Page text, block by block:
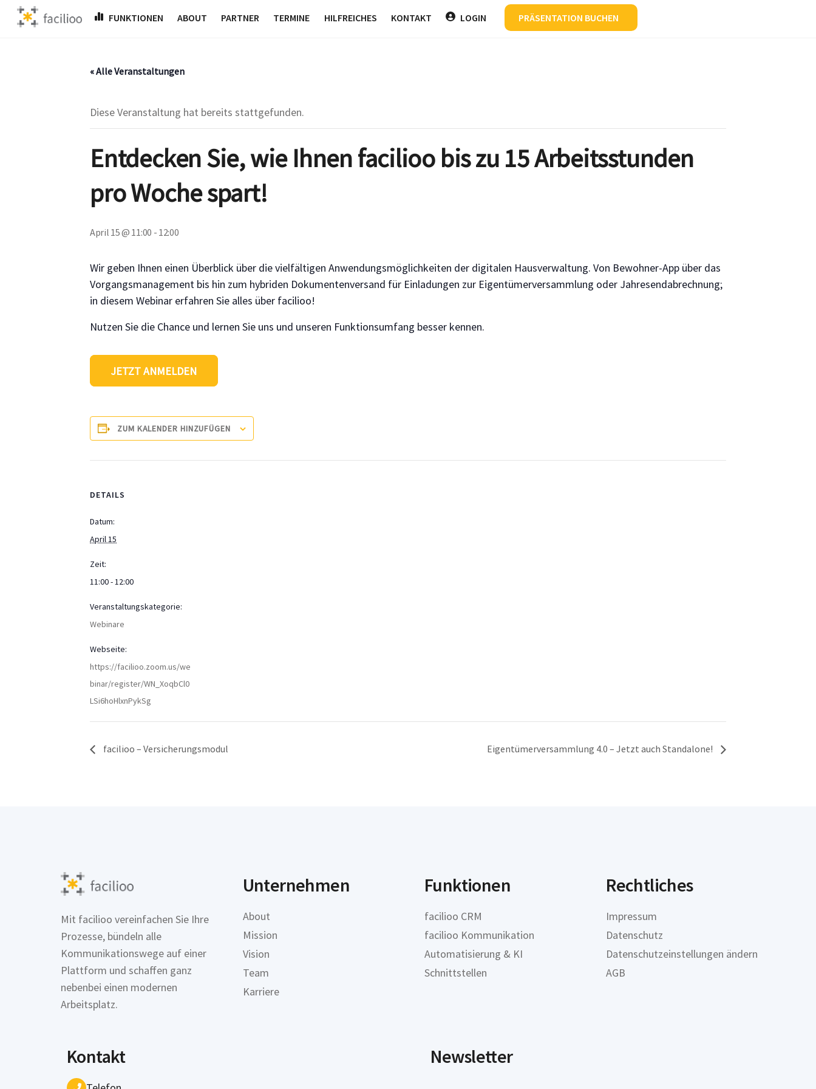
Skip
FUNKTIONEN ABOUT PARTNER TERMINE HILFREICHES KONTAKT LOGIN PRÄSENTATION BUCHEN
« Alle Veranstaltungen
Diese Veranstaltung hat bereits stattgefunden.
Entdecken Sie, wie Ihnen facilioo bis zu 15 Arbeitsstunden
pro Woche spart!
April 15 @ 11:00 - 12:00
Wir geben Ihnen einen Überblick über die vielfältigen Anwendungsmöglichkeiten der digitalen Hausverwaltung. Von Bewohner-App über das
Vorgangsmanagement bis hin zum hybriden Dokumentenversand für Einladungen zur Eigentümerversammlung oder Jahresendabrechnung;
in diesem Webinar erfahren Sie alles über facilioo!
Nutzen Sie die Chance und lernen Sie uns und unseren Funktionsumfang besser kennen.
JETZT ANMELDEN
ZUM KALENDER HINZUFÜGEN
DETAILS
Datum:
April 15
Zeit:
11:00 - 12:00
Veranstaltungskategorie:
Webinare
Webseite:
https://facilioo.zoom.us/we
binar/register/WN_XoqbCl0
LSi6hoHlxnPykSg
facilioo – Versicherungsmodul Eigentümerversammlung 4.0 – Jetzt auch Standalone!
Mit facilioo vereinfachen Sie Ihre
Prozesse, bündeln alle
Kommunikationswege auf einer
Plattform und schaffen ganz
nebenbei einen modernen
Arbeitsplatz.
Unternehmen
About
Mission
Vision
Team
Karriere
Funktionen
facilioo CRM
facilioo Kommunikation
Automatisierung & KI
Schnittstellen
Rechtliches
Impressum
Datenschutz
Datenschutzeinstellungen ändern
AGB
Kontakt Newsletter